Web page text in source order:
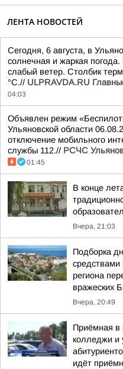
ЛЕНТА НОВОСТЕЙ
Сегодня, 6 августа, в
солнечная и жаркая
слабый ветер. Столбик
°C.// ULPRAVDA.RU
04:03
Объявлен режим
Ульяновской области
отключение мобильного
службы 112.// РСЧС
01:45
В конце
Вчера, 21:03
Подборка
региона
вражеских
Вчера, 20:49
Приёмная в
колледжи и
идёт